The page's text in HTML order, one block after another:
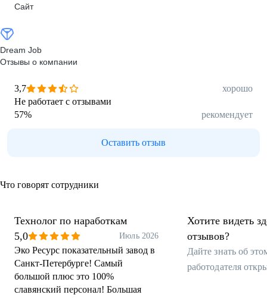
Сайт
Dream Job
Отзывы о компании
3,7
хорошо
Не работает с отзывами
57% рекомендует
Оставить отзыв
Что говорят сотрудники
Технолог по наработкам
5,0
Июль 2026
Эко Ресурс показательный завод в
Санкт-Петербурге! Самый
большой плюс это 100%
славянский персонал! Большая
Хотите видеть
отзывов?
Дайте знать об
работодателя